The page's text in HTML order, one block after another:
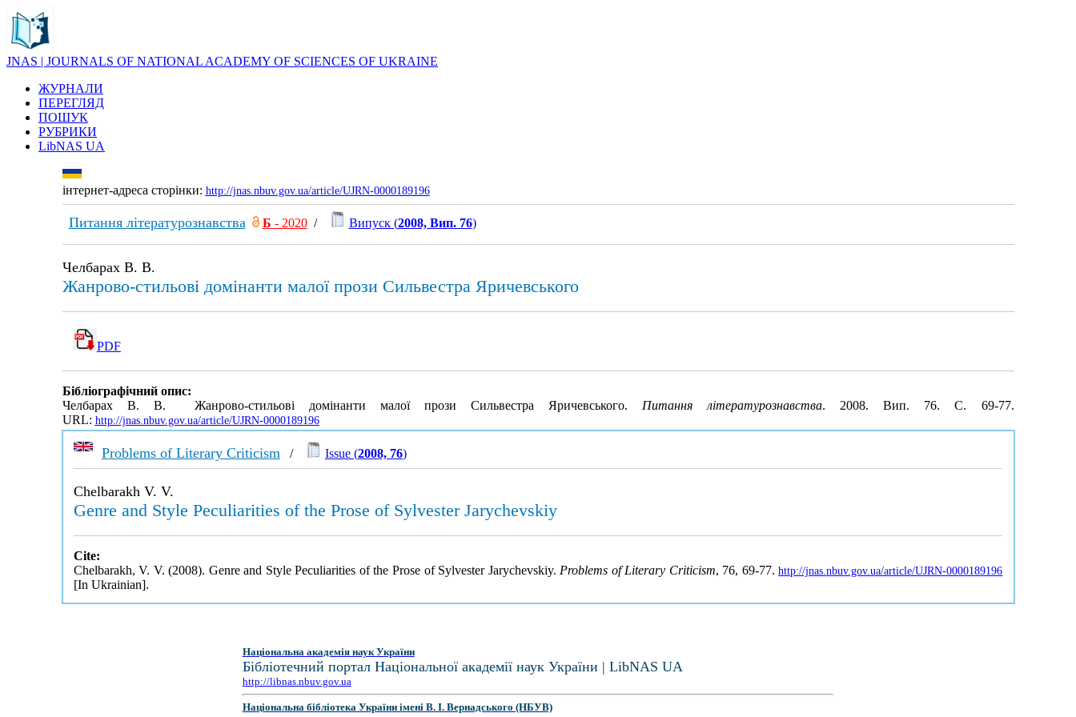
JNAS | JOURNALS OF NATIONAL ACADEMY OF SCIENCES OF UKRAINE
ЖУРНАЛИ
ПЕРЕГЛЯД
ПОШУК
РУБРИКИ
LibNAS UA
інтернет-адреса сторінки: http://jnas.nbuv.gov.ua/article/UJRN-0000189196
Питання літературознавства Б - 2020/ Випуск (2008, Вип. 76)
Челбарах В. В.
Жанрово-стильові домінанти малої прози Сильвестра Яричевського
PDF
Бібліографічний опис:
Челбарах В. В. Жанрово-стильові домінанти малої прози Сильвестра Яричевського.Питання літературознавства. 2008. Вип. 76. С. 69-77.
URL: http://jnas.nbuv.gov.ua/article/UJRN-0000189196
Problems of Literary Criticism / Issue (2008, 76)
Chelbarakh V. V.
Genre and Style Peculiarities of the Prose of Sylvester Jarychevskiy
Cite:
Chelbarakh, V. V. (2008). Genre and Style Peculiarities of the Prose of Sylvester Jarychevskiy. Problems of Literary Criticism, 76, 69-77.http://jnas.nbuv.gov.ua/article/UJRN-0000189196
[In Ukrainian].
Національна академія наук України
Бібліотечний портал Національної академії наук України | LibNAS UA
http://libnas.nbuv.gov.ua
Національна бібліотека України імені В. І. Вернадського (НБУВ)